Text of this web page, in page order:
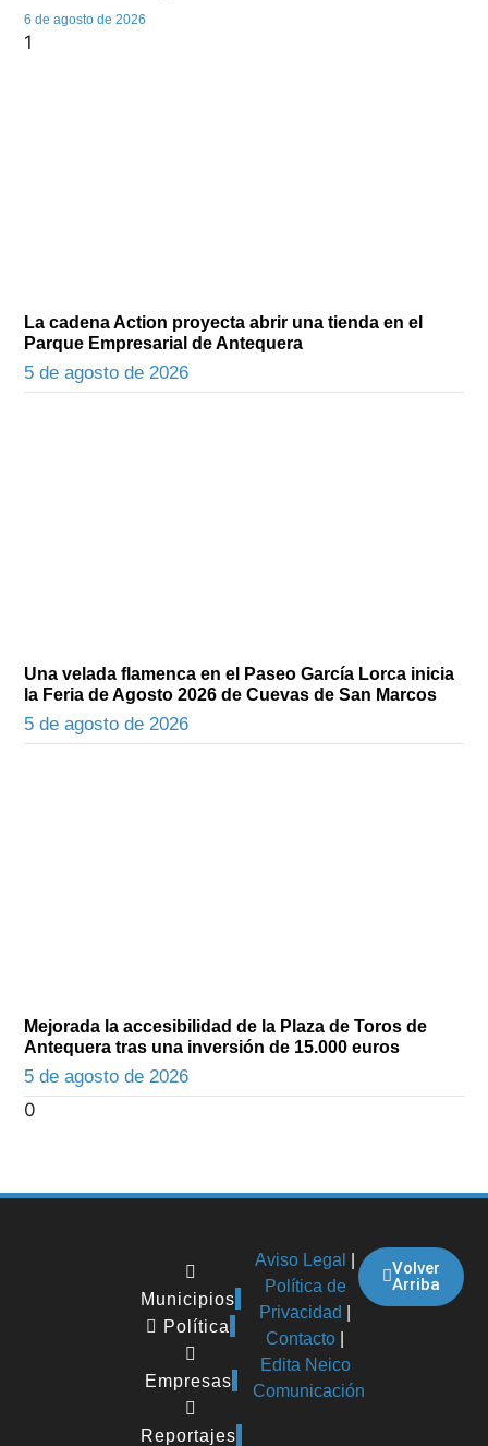
6 de agosto de 2026
La cadena Action proyecta abrir una tienda en el
Parque Empresarial de Antequera
5 de agosto de 2026
Una velada flamenca en el Paseo García Lorca inicia
la Feria de Agosto 2026 de Cuevas de San Marcos
5 de agosto de 2026
Mejorada la accesibilidad de la Plaza de Toros de
Antequera tras una inversión de 15.000 euros
5 de agosto de 2026
Municipios
Política
Empresas
Reportajes
Aviso Legal
Política de
Privacidad
Contacto
Edita Neico
Comunicación
Volver
Arriba